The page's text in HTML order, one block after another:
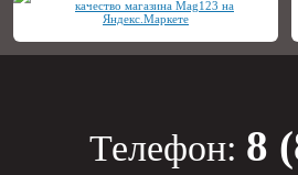
Телефон: 8